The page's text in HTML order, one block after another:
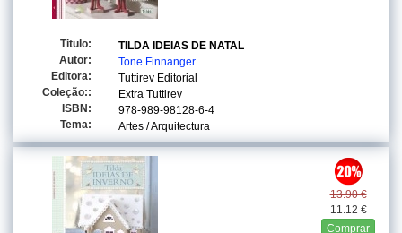
Titulo:
TILDA IDEIAS DE NATAL
Autor:
Tone Finnanger
Editora:
Tuttirev Editorial
Coleção::
Extra Tuttirev
ISBN:
978-989-98128-6-4
Tema:
Artes / Arquitectura
13.90 €
11.12 €
Comprar